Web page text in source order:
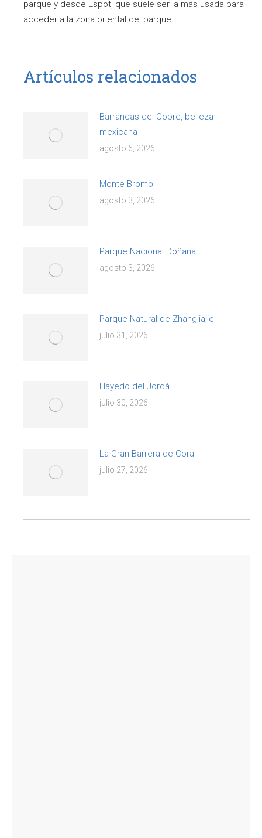
parque y desde Espot, que suele ser la más usada para
acceder a la zona oriental del parque.
Artículos relacionados
Barrancas del Cobre, belleza
mexicana
agosto 6, 2026
Monte Bromo
agosto 3, 2026
Parque Nacional Doñana
agosto 3, 2026
Parque Natural de Zhangjiajie
julio 31, 2026
Hayedo del Jordà
julio 30, 2026
La Gran Barrera de Coral
julio 27, 2026